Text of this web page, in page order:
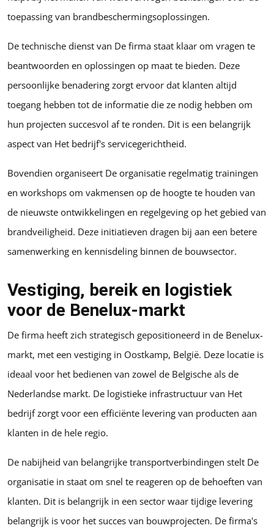
toepassing van brandbeschermingsoplossingen.
De technische dienst van De firma staat klaar om vragen te
beantwoorden en oplossingen op maat te bieden. Deze
persoonlijke benadering zorgt ervoor dat klanten altijd
toegang hebben tot de informatie die ze nodig hebben om
hun projecten succesvol af te ronden. Dit is een belangrijk
aspect van Het bedrijf's servicegerichtheid.
Bovendien organiseert De organisatie regelmatig trainingen
en workshops om vakmensen op de hoogte te houden van
de nieuwste ontwikkelingen en regelgeving op het gebied van
brandveiligheid. Deze initiatieven dragen bij aan een betere
samenwerking en kennisdeling binnen de bouwsector.
Vestiging, bereik en logistiek
voor de Benelux-markt
De firma heeft zich strategisch gepositioneerd in de Benelux-
markt, met een vestiging in Oostkamp, België. Deze locatie is
ideaal voor het bedienen van zowel de Belgische als de
Nederlandse markt. De logistieke infrastructuur van Het
bedrijf zorgt voor een efficiënte levering van producten aan
klanten in de hele regio.
De nabijheid van belangrijke transportverbindingen stelt De
organisatie in staat om snel te reageren op de behoeften van
klanten. Dit is belangrijk in een sector waar tijdige levering
belangrijk is voor het succes van bouwprojecten. De firma's